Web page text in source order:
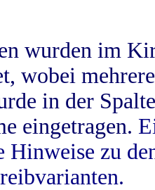
wurden im
wobei
in der
eingetragen.
zu